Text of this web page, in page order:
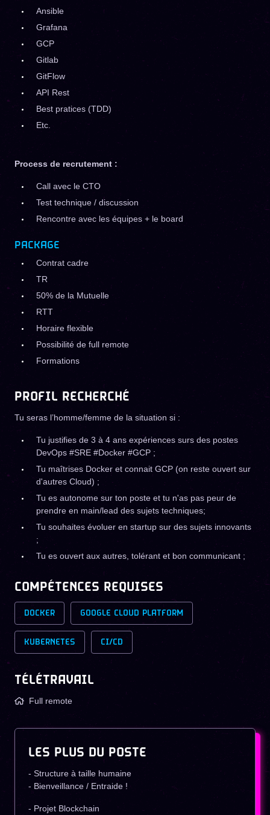
Ansible
Grafana
GCP
Gitlab
GitFlow
API Rest
Best pratices (TDD)
Etc.
Process de recrutement :
Call avec le CTO
Test technique / discussion
Rencontre avec les équipes + le board
PACKAGE
Contrat cadre
TR
50% de la Mutuelle
RTT
Horaire flexible
Possibilité de full remote
Formations
PROFIL RECHERCHÉ
Tu seras l’homme/femme de la situation si :
Tu justifies de 3 à 4 ans expériences surs des postes
DevOps #SRE #Docker #GCP ;
Tu maîtrises Docker et connait GCP (on reste ouvert sur
d'autres Cloud) ;
Tu es autonome sur ton poste et tu n'as pas peur de
prendre en main/lead des sujets techniques;
Tu souhaites évoluer en startup sur des sujets innovants
;
Tu es ouvert aux autres, tolérant et bon communicant ;
COMPÉTENCES REQUISES
DOCKER GOOGLE CLOUD PLATFORM
KUBERNETES CI/CD
TÉLÉTRAVAIL
Full remote
LES PLUS DU POSTE
- Structure à taille humaine
- Bienveillance / Entraide !
- Projet Blockchain